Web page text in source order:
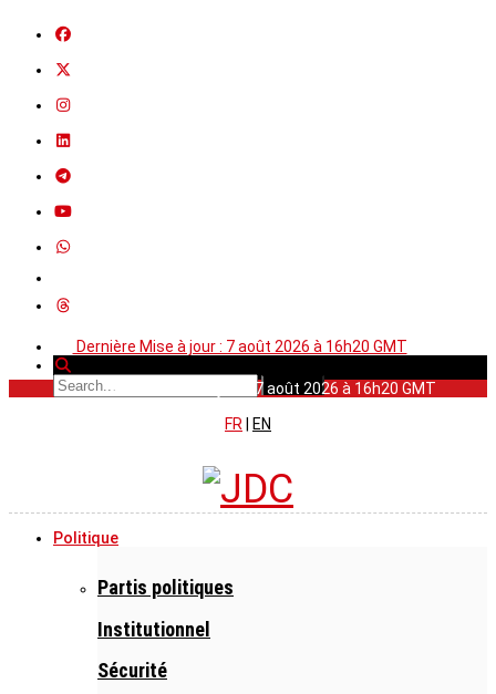
Dernière Mise à jour : 7 août 2026 à 16h20 GMT
Dernière Mise à jour : 7 août 2026 à 16h20 GMT
FR
EN
Politique
Partis politiques
Institutionnel
Sécurité